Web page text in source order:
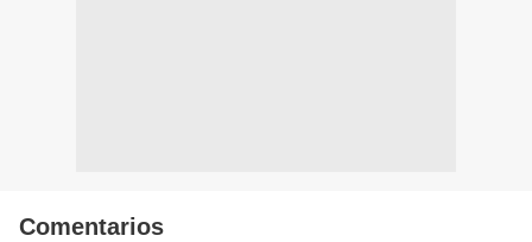
Comentarios